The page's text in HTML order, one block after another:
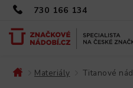
730 166 134
Materiály Titanové